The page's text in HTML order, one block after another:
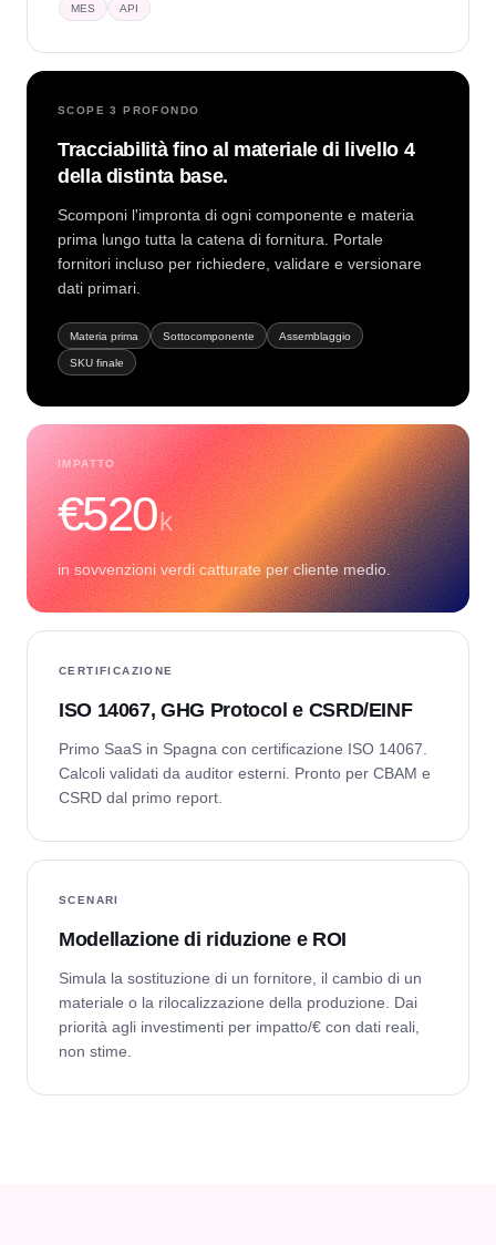
MES API
SCOPE 3 PROFONDO
Tracciabilità fino al materiale di livello 4
della distinta base.
Scomponi l'impronta di ogni componente e materia
prima lungo tutta la catena di fornitura. Portale
fornitori incluso per richiedere, validare e versionare
dati primari.
Materia prima Sottocomponente Assemblaggio
SKU finale
IMPATTO
€520k
in sovvenzioni verdi catturate per cliente medio.
CERTIFICAZIONE
ISO 14067, GHG Protocol e CSRD/EINF
Primo SaaS in Spagna con certificazione ISO 14067.
Calcoli validati da auditor esterni. Pronto per CBAM e
CSRD dal primo report.
SCENARI
Modellazione di riduzione e ROI
Simula la sostituzione di un fornitore, il cambio di un
materiale o la rilocalizzazione della produzione. Dai
priorità agli investimenti per impatto/€ con dati reali,
non stime.